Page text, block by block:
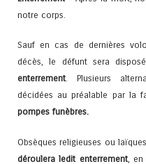
notre corps.
Sauf en cas de dernières
décès, le défunt sera
enterrement. Plusieurs
décidées au préalable par la
pompes funèbres.
Obsèques religieuses ou
déroulera ledit enterrement, en